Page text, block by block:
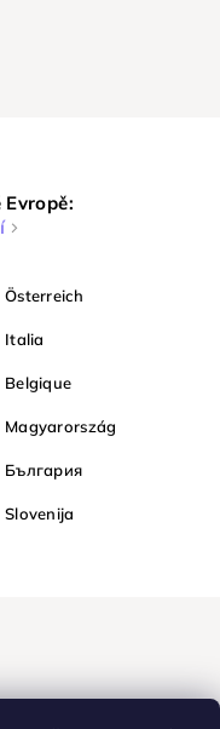
Evropě:
Österreich
Italia
Belgique
Magyarország
България
Slovenija